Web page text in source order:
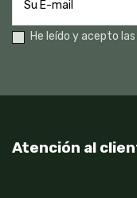
He leído y acepto las
Atención al